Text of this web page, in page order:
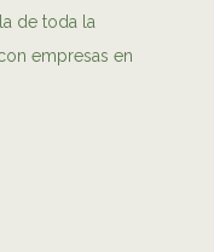
de toda la
empresas en